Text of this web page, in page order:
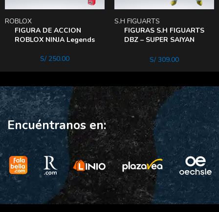
FIGURA DE ACCION
ROBLOX NINJA Legends
ROBLOX
S/250.00
FIGURAS S.H FIGUARTS
DBZ – SUPER SAIYAN
UNWAVERING SAIYAN
S.H FIGUARTS
S/309.00
Encuéntranos en: